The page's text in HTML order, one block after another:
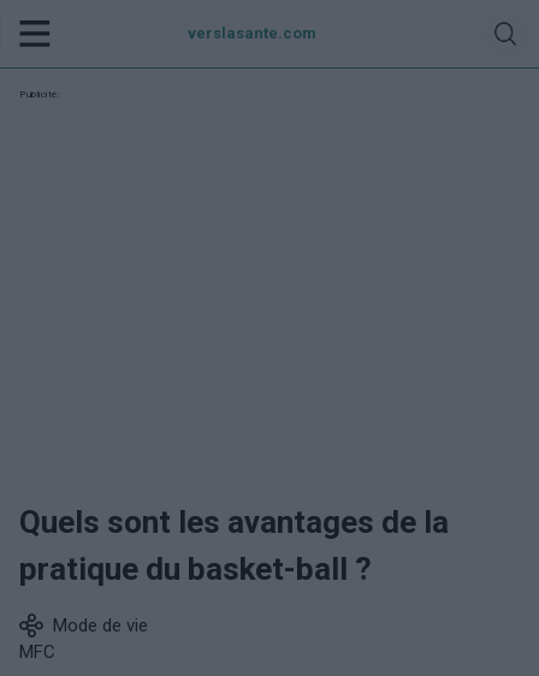
verslasante.com
Publicité:
Quels sont les avantages de la
pratique du basket-ball ?
Mode de vie
MFC